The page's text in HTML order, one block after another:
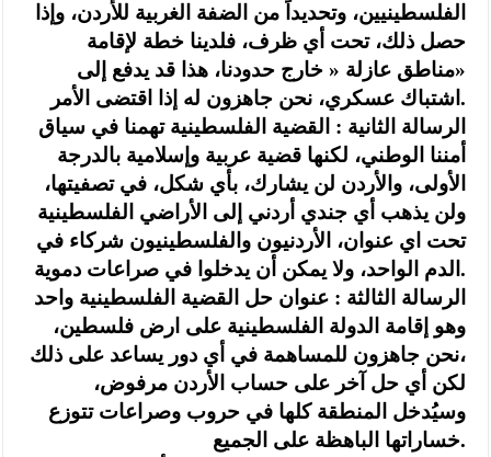
الفلسطينيين، وتحديداً من الضفة الغربية للأردن، وإذا
حصل ذلك، تحت أي ظرف، فلدينا خطة لإقامة
«مناطق عازلة « خارج حدودنا، هذا قد يدفع إلى
اشتباك عسكري، نحن جاهزون له إذا اقتضى الأمر.
‏الرسالة الثانية : القضية الفلسطينية تهمنا في سياق
أمننا الوطني، لكنها قضية عربية وإسلامية بالدرجة
الأولى، والأردن لن يشارك، بأي شكل، في تصفيتها،
ولن يذهب أي جندي أردني إلى الأراضي الفلسطينية
تحت اي عنوان، الأردنيون والفلسطينيون شركاء في
الدم الواحد، ولا يمكن أن يدخلوا في صراعات دموية.
‏الرسالة الثالثة : عنوان حل القضية الفلسطينية واحد
وهو إقامة الدولة الفلسطينية على ارض فلسطين،
نحن جاهزون للمساهمة في أي دور يساعد على ذلك،
لكن أي حل آخر على حساب الأردن مرفوض،
وسيُدخل المنطقة كلها في حروب وصراعات تتوزع
خساراتها الباهظة على الجميع.